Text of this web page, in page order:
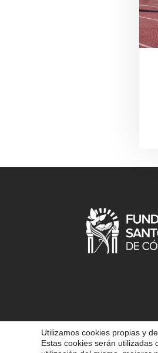
Utilizamos cookies propias y
Estas cookies serán utilizadas